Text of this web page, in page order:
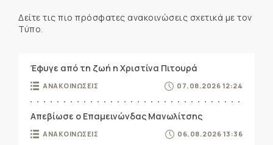
Δείτε τις πιο πρόσφατες ανακοινώσεις σχετικά με τον
Τύπο.
Έφυγε από τη ζωή η Χριστίνα Πιτουρά
ΑΝΑΚΟΙΝΩΣΕΙΣ 07.08.2026 12:24
Απεβίωσε ο Επαμεινώνδας Μανωλίτσης
ΑΝΑΚΟΙΝΩΣΕΙΣ 06.08.2026 13:36